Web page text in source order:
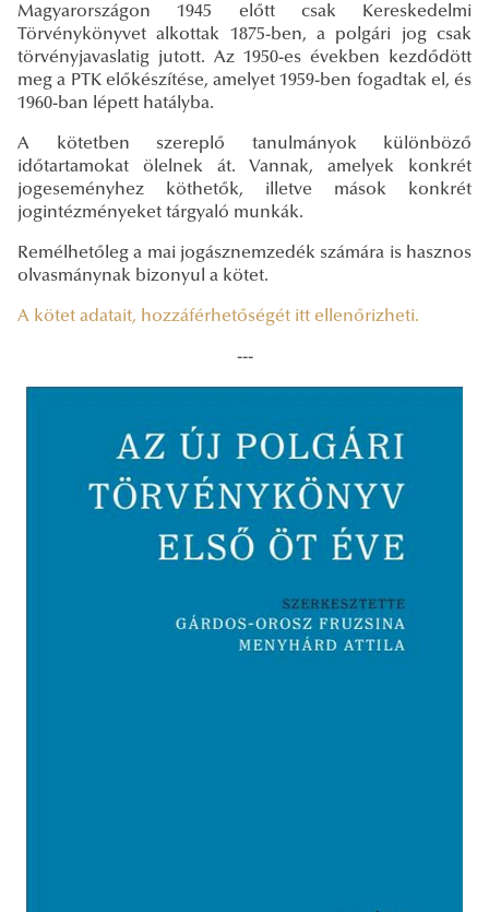
Magyarországon 1945 előtt csak Kereskedelmi
Törvénykönyvet alkottak 1875-ben, a polgári jog csak
törvényjavaslatig jutott. Az 1950-es években kezdődött
meg a PTK előkészítése, amelyet 1959-ben fogadtak el, és
1960-ban lépett hatályba.
A kötetben szereplő tanulmányok különböző
időtartamokat ölelnek át. Vannak, amelyek konkrét
jogeseményhez köthetők, illetve mások konkrét
jogintézményeket tárgyaló munkák.
Remélhetőleg a mai jogásznemzedék számára is hasznos
olvasmánynak bizonyul a kötet.
A kötet adatait, hozzáférhetőségét itt ellenőrizheti.
---